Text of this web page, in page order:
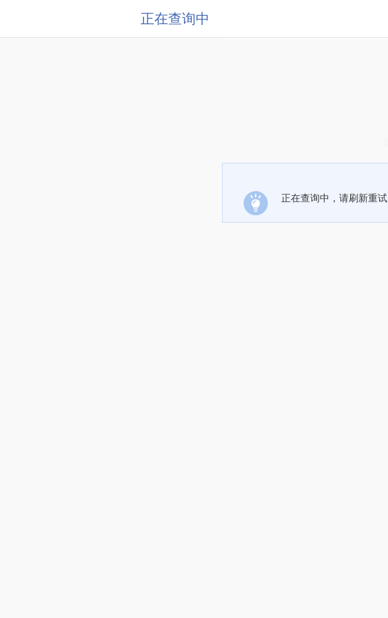
正在查询中
正在查询中，请刷新重试